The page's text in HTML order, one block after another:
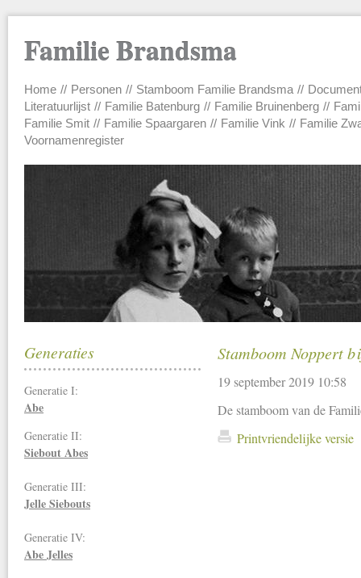
Familie Brandsma
Main menu
Home Personen Stamboom Familie Brandsma
Literatuurlijst
Familie Batenburg Familie Bruinenberg
Familie Smit
Familie Spaargaren Familie Vink
Familie
Voornamenregister
Stamboom Noppert
19 september 2019 10:58
De stamboom van de
Printvriendelijke versie
Generaties
Generatie I:
Abe
Generatie II:
Siebout Abes
Generatie III:
Jelle Siebouts
Generatie IV:
Abe Jelles